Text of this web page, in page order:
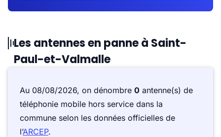
Les antennes en panne à Saint-
Paul-et-Valmalle
Au 08/08/2026, on dénombre 0 antenne(s) de
téléphonie mobile hors service dans la
commune selon les données officielles de
l’ARCEP.